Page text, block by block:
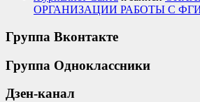
ОРГАНИЗАЦИИ РАБОТЫ С
Группа Вконтакте
Группа Одноклассники
Дзен-канал